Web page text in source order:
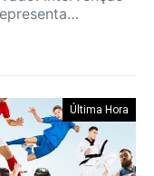
Última Hora